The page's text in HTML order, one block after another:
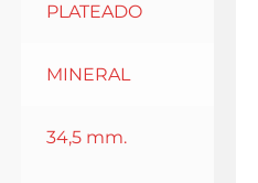
PLATEADO
MINERAL
34,5 mm.